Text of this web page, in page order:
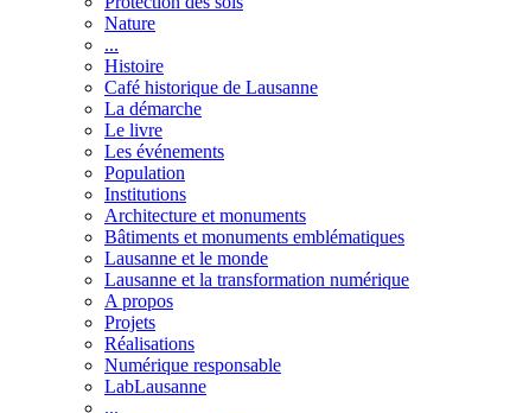
Nature
...
Histoire
Café historique de Lausanne
La démarche
Le livre
Les événements
Population
Institutions
Architecture et monuments
Bâtiments et monuments emblématiques
Lausanne et le monde
Lausanne et la transformation numérique
A propos
Projets
Réalisations
Numérique responsable
LabLausanne
...